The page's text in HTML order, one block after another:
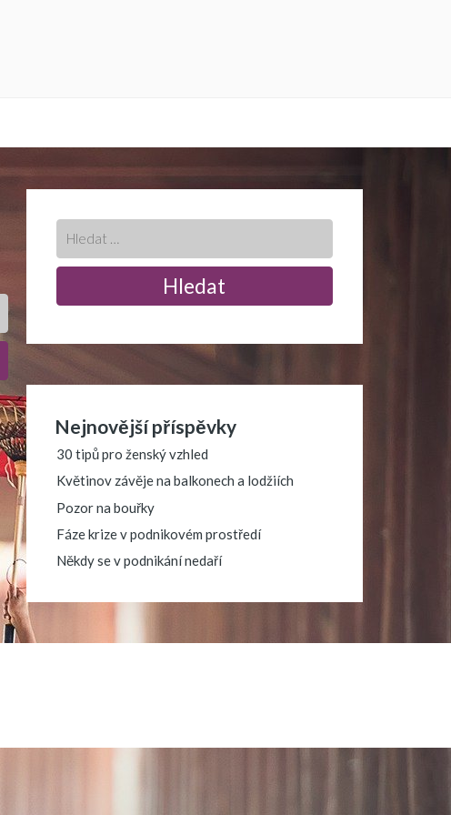
Nejnovější příspěvky
30 tipů pro ženský vzhled
Květinov závěje na balkonech a lodžiích
Pozor na bouřky
Fáze krize v podnikovém prostředí
Někdy se v podnikání nedaří